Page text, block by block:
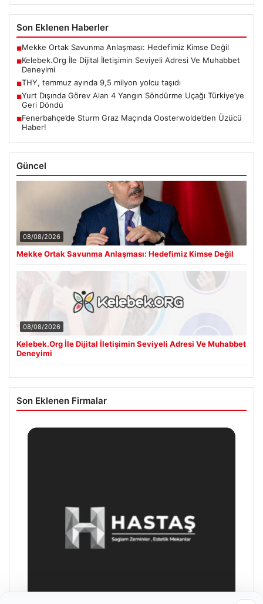
Son Eklenen Haberler
■Mekke Ortak Savunma Anlaşması: Hedefimiz Kimse Değil
■Kelebek.Org İle Dijital İletişimin Seviyeli Adresi Ve Muhabbet
Deneyimi
■THY, temmuz ayında 9,5 milyon yolcu taşıdı
■Yurt Dışında Görev Alan 4 Yangın Söndürme Uçağı Türkiye’ye
Geri Döndü
■Fenerbahçe’de Sturm Graz Maçında Oosterwolde’den Üzücü
Haber!
Güncel
08/08/2026
Mekke Ortak Savunma Anlaşması: Hedefimiz Kimse Değil
08/08/2026
Kelebek.Org İle Dijital İletişimin Seviyeli Adresi Ve Muhabbet
Deneyimi
Son Eklenen Firmalar